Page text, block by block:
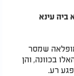
ביה עינא
שמסר
בכוונה, והן
רע.